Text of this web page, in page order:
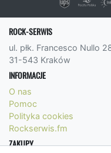
ROCK-SERWIS
ul. płk. Francesco Nullo
31-543 Kraków
INFORMACJE
O nas
Pomoc
Polityka cookies
Rockserwis.fm
ZAKUPY